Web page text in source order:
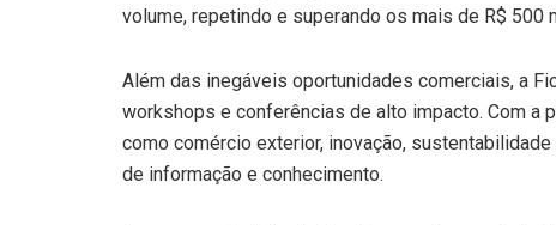
volume, repetindo e superando os mais de R$
Além das inegáveis oportunidades comerciais, a
workshops e conferências de alto impacto. Com a
como comércio exterior, inovação,
de informação e conhecimento.